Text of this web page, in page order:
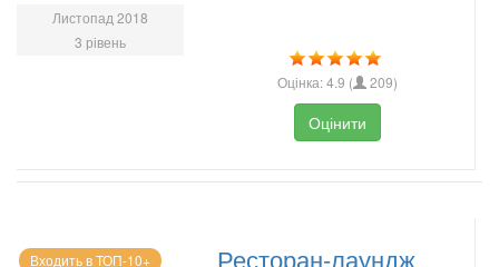
Листопад 2018
3 рівень
Оцінка:4.9 ( 209)
Оцінити
Входить в ТОП-10+ Ресторан-лаундж